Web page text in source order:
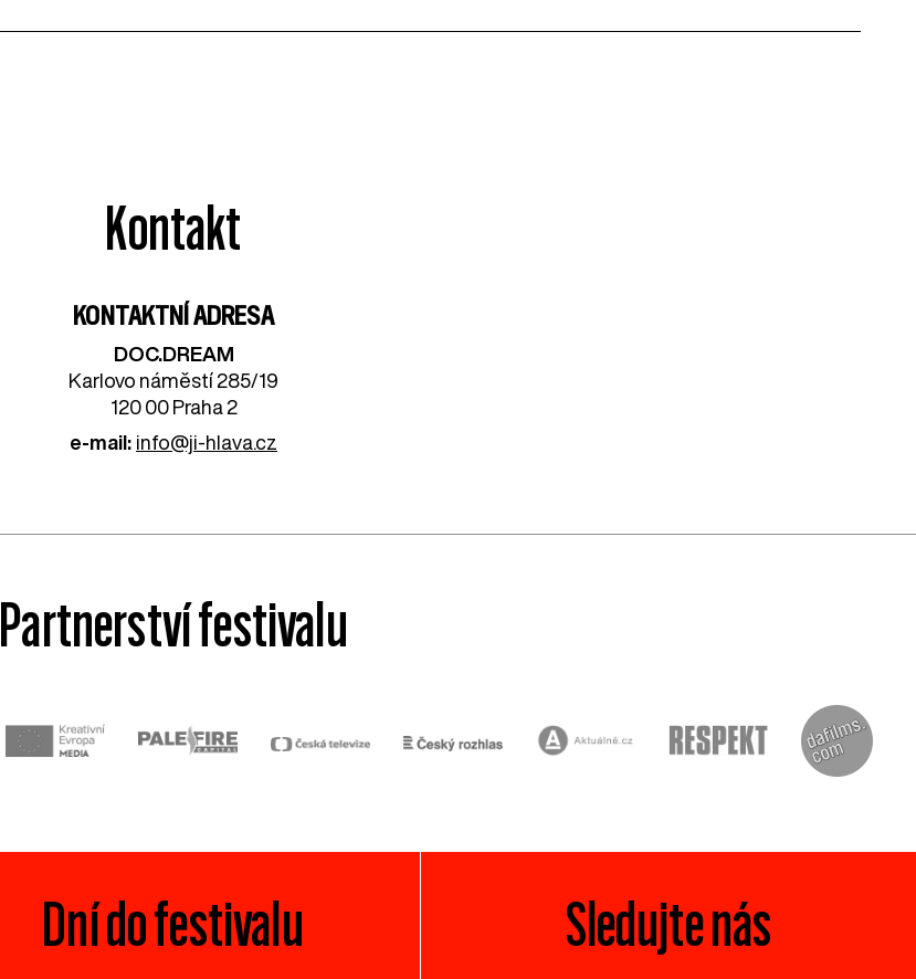
Kontakt
KONTAKTNÍ ADRESA
DOC.DREAM​
Karlovo náměstí 285/19
120 00 Praha 2
e-mail: info@ji-hlava.cz
Partnerství festivalu
Dní do festivalu Sledujte nás